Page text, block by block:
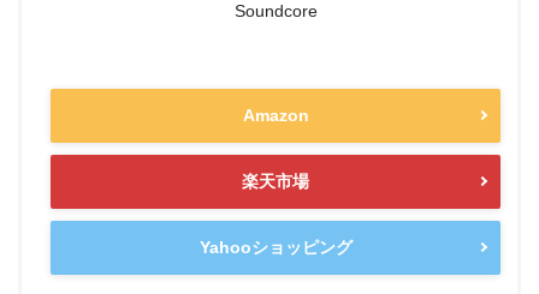
Soundcore
Amazon
楽天市場
Yahooショッピング